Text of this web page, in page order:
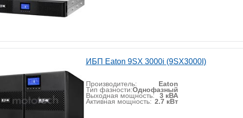
ИБП Eaton 9SX 3000i (9SX3000I)
Производитель: Eaton
Тип фазности:Однофазный
Выходная мощность: 3 кВА
Активная мощность: 2.7 кВт